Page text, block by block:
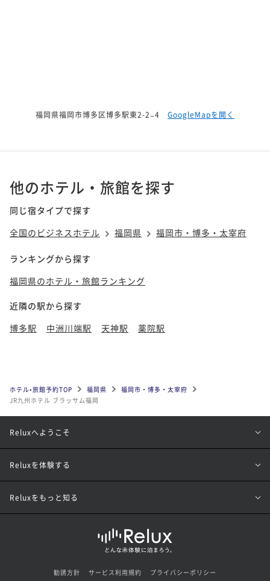
福岡県福岡市博多区博多駅東2-2−4 GoogleMapを開く
他のホテル・旅館を探す
同じ宿タイプで探す
全国のビジネスホテル
福岡県 福岡市・博多・太宰府
ランキングから探す
福岡県のホテル・旅館ランキング
近隣の駅から探す
博多駅
中洲川端駅 天神駅 薬院駅
ホテル•旅館予約TOP 福岡県
福岡市・博多・太宰府
JR九州ホテル ブラッサム福岡
Reluxへようこそ
Reluxを体験する
Reluxをもっと知る
勧誘方針 サービス利用規約
プライバシーポリシー